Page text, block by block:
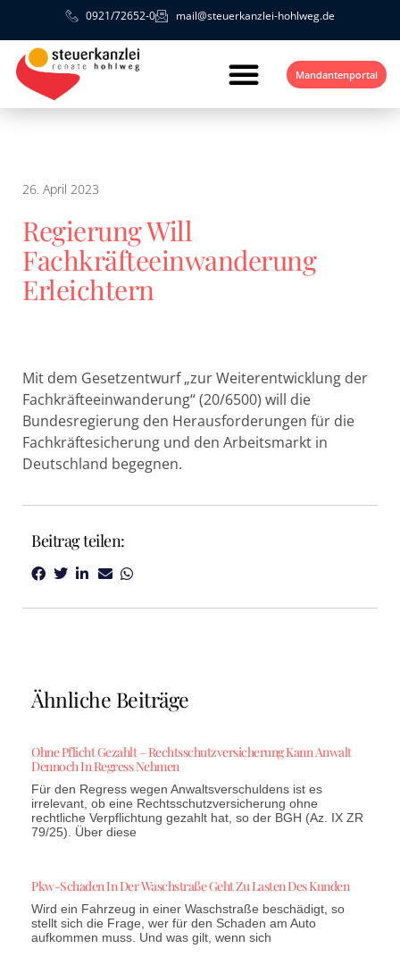
0921/72652-0 mail@steuerkanzlei-hohlweg.de
Mandantenportal
26. April 2023
Regierung Will
Fachkräfteeinwanderung
Erleichtern
Mit dem Gesetzentwurf „zur Weiterentwicklung der
Fachkräfteeinwanderung“ (20/6500) will die
Bundesregierung den Herausforderungen für die
Fachkräftesicherung und den Arbeitsmarkt in
Deutschland begegnen.
Beitrag teilen:
Ähnliche Beiträge
Ohne Pflicht Gezahlt – Rechtsschutzversicherung Kann Anwalt
Dennoch In Regress Nehmen
Für den Regress wegen Anwaltsverschuldens ist es
irrelevant, ob eine Rechtsschutzversicherung ohne
rechtliche Verpflichtung gezahlt hat, so der BGH (Az. IX ZR
79/25). Über diese
Pkw-Schaden In Der Waschstraße Geht Zu Lasten Des Kunden
Wird ein Fahrzeug in einer Waschstraße beschädigt, so
stellt sich die Frage, wer für den Schaden am Auto
aufkommen muss. Und was gilt, wenn sich